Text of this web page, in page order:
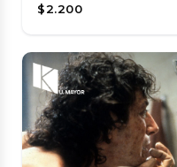
$2.200